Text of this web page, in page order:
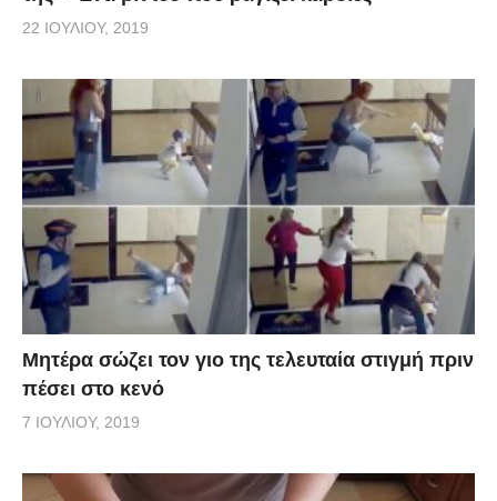
22 ΙΟΥΛΊΟΥ, 2019
Μητέρα σώζει τον γιο της τελευταία στιγμή πριν
πέσει στο κενό
7 ΙΟΥΛΊΟΥ, 2019